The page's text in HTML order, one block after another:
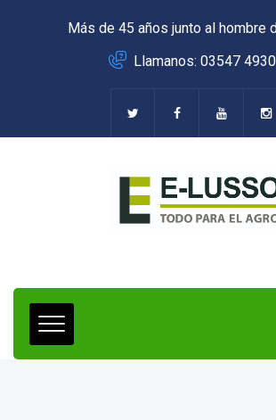
Más de 45 años junto al hombre
Llamanos: 03547